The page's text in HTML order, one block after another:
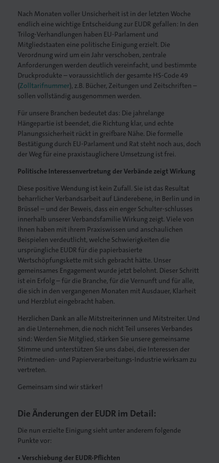
Gedruckt.
Nach Monaten voller Unsicherheit ist in der letzten Woche
endlich eine wichtige Entscheidung zur EUDR gefallen: In den
Trilog-Verhandlungen haben EU-Parlament und
Mitgliedstaaten eine politische Einigung erzielt. Die
Verordnung wird um ein Jahr verschoben, zentrale
Anforderungen werden deutlich vereinfacht, und bestimmte
Druckprodukte – voraussichtlich der gesamte HS-Code 49
(Zolltarifnummer), z.B. Bücher, Zeitungen und Zeitschriften –
sollen vollständig ausgenommen werden.
Für unsere Branchen bedeutet das: Die jahrelange
Hängepartie ist beendet, die Richtung klar, und echte
Planungssicherheit rückt in greifbare Nähe. Die formelle
Bestätigung durch EU-Parlament und Rat steht noch aus, doch
der Weg für eine praxistauglichere Umsetzung ist frei.
Politische Interessenvertretung der Verbände zeigt Wirkung
Diese positive Wendung ist kein Zufall. Sie ist das Resultat
beharrlicher Verbandsarbeit auf Länderebene, in Berlin und in
Brüssel – und der Beweis, dass ein enger Schulter-schlusses
innerhalb unserer Verbandsfamilie Wirkung zeigt. Viele von
Ihnen haben mit ihrem Praxiswissen und anschaulichen
Beispielen verdeutlicht, welche Schwierigkeiten die
ursprüngliche EUDR für die papierbasierte
Wertschöpfungskette mit sich gebracht hätte. Unser
gemeinsames Engagement wurde jetzt belohnt. Dieser Schritt
ist ein Erfolg – für die Branche, für die Vernunft und für alle,
die sich in den vergangenen Monaten mit Ausdauer, Klarheit
und Herzblut eingebracht haben.
Herzlichen Dank an alle Mitstreiterinnen und Mitstreiter. Und
an die Unternehmen, die noch nicht Teil unseres Verbandes
sind: Werden Sie Mitglied, stärken Sie unsere gemeinsame
Stimme und unterstützen Sie uns dabei, die Interessen der
Printmedien- und Papierverarbeitungs-Industrie wirksam zu
vertreten.
Gemeinsam sind wir stärker!
Die Änderungen der EUDR im Detail:
Die nun erzielte Einigung sieht unter anderem folgende
Punkte vor:
• Verschiebung der EUDR-Pflichten